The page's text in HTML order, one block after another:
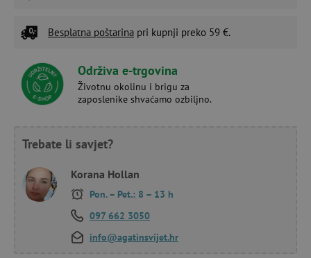
Besplatna poštarina pri kupnji preko 59 €.
Održiva e-trgovina
Životnu okolinu i brigu za
zaposlenike shvaćamo ozbiljno.
Trebate li savjet?
Korana Hollan
Pon. – Pet.: 8 – 13 h
097 662 3050
info@agatinsvijet.hr